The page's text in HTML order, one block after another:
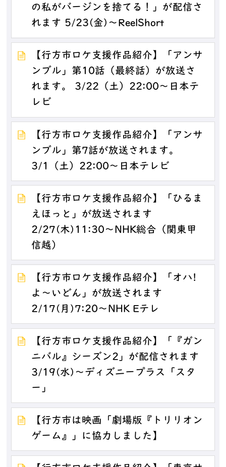
の私がバージンを捨てる！」が配信さ
れます 5/23(金)～ReelShort
【行方市ロケ支援作品紹介】「アンサ
ンブル」第10話（最終話）が放送さ
れます。 3/22（土）22:00～日本テ
レビ
【行方市ロケ支援作品紹介】「アンサ
ンブル」第7話が放送されます。
3/1（土）22:00～日本テレビ
【行方市ロケ支援作品紹介】「ひるま
えほっと」が放送されます
2/27(木)11:30～NHK総合（関東甲
信越）
【行方市ロケ支援作品紹介】「オハ!
よ～いどん」が放送されます
2/17(月)7:20～NHK Eテレ
【行方市ロケ支援作品紹介】「『ガン
ニバル』シーズン2」が配信されます
3/19(水)～ディズニープラス「スタ
ー」
【行方市は映画「劇場版『トリリオン
ゲーム』」に協力しました】